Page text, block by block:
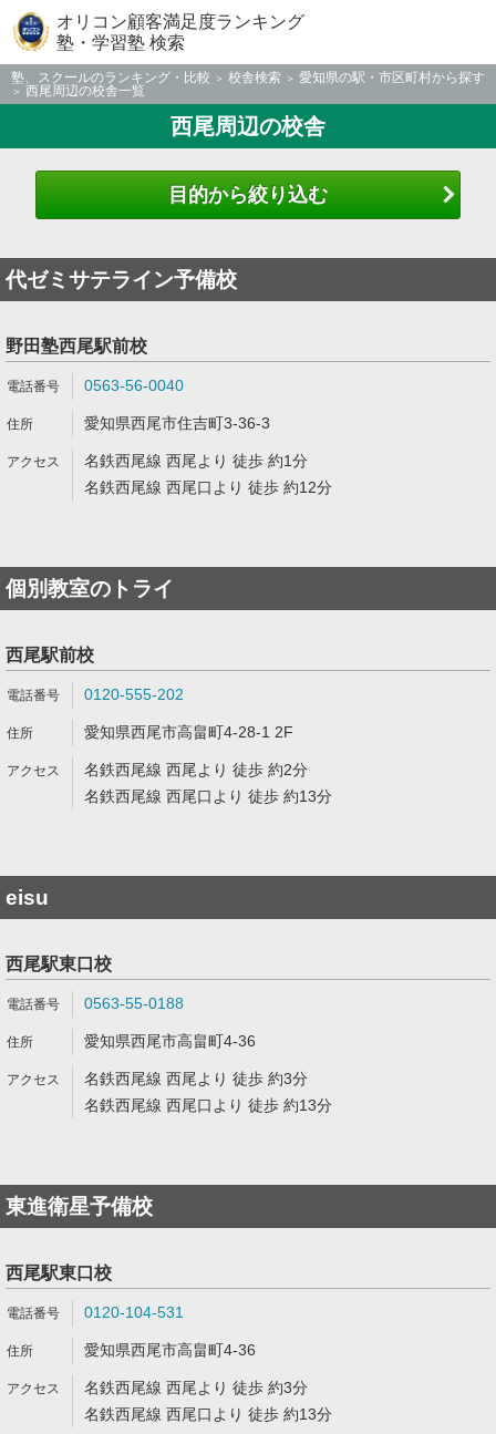
オリコン顧客満足度ランキング
塾・学習塾 検索
塾、スクールのランキング・比較 校舎検索
愛知県の駅・市区町村から探す
西尾周辺の校舎一覧
西尾周辺の校舎
目的から絞り込む
代ゼミサテライン予備校
野田塾西尾駅前校
0563-56-0040
愛知県西尾市住吉町3-36-3
名鉄西尾線 西尾より 徒歩 約1分
名鉄西尾線 西尾口より 徒歩 約12分
個別教室のトライ
西尾駅前校
0120-555-202
愛知県西尾市高畠町4-28-1 2F
名鉄西尾線 西尾より 徒歩 約2分
名鉄西尾線 西尾口より 徒歩 約13分
eisu
西尾駅東口校
0563-55-0188
愛知県西尾市高畠町4-36
名鉄西尾線 西尾より 徒歩 約3分
名鉄西尾線 西尾口より 徒歩 約13分
東進衛星予備校
西尾駅東口校
0120-104-531
愛知県西尾市高畠町4-36
名鉄西尾線 西尾より 徒歩 約3分
名鉄西尾線 西尾口より 徒歩 約13分